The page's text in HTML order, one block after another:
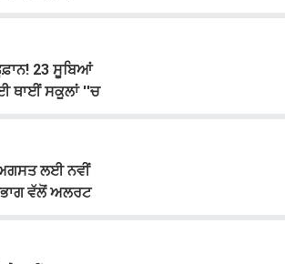
23 ਸੂਬਿਆਂ
ਥਾਈਂ ਸਕੂਲਾਂ ''ਚ
ਲਈ ਨਵੀਂ
ਵੱਲੋਂ ਅਲਰਟ